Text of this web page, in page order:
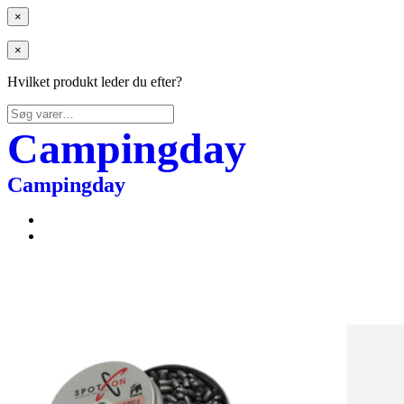
×
×
Hvilket produkt leder du efter?
Søg
efter:
Campingday
Campingday